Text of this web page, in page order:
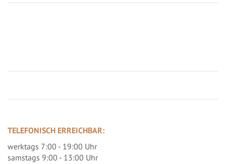
TELEFONISCH ERREICHBAR:
werktags 7:00 - 19:00 Uhr
samstags 9:00 - 13:00 Uhr